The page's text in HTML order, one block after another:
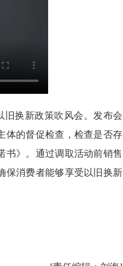
换新政策吹风会。发布会
体的督促检查，检查是否存
书》。通过调取活动前销售
保消费者能够享受以旧换新